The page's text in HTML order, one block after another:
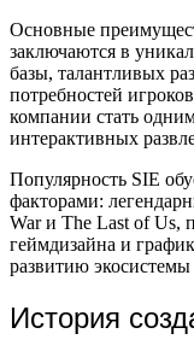
Основные
заключаются в
базы, талантливых
потребностей
компании стать
интерактивных
Популярность SIE
факторами:
War и The Last of Us,
геймдизайна и
развитию экосистемы
История